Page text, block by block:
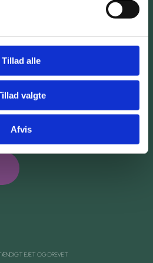
Tillad alle
valgte
Afvis
EJET OG DREVET